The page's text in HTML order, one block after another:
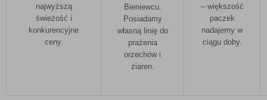
najwyższą
świeżość i
konkurencyjne
ceny.
Bieniewcu.
Posiadamy
własną linię do
prażenia
orzechów i
ziaren.
– większość
paczek
nadajemy w
ciągu doby.